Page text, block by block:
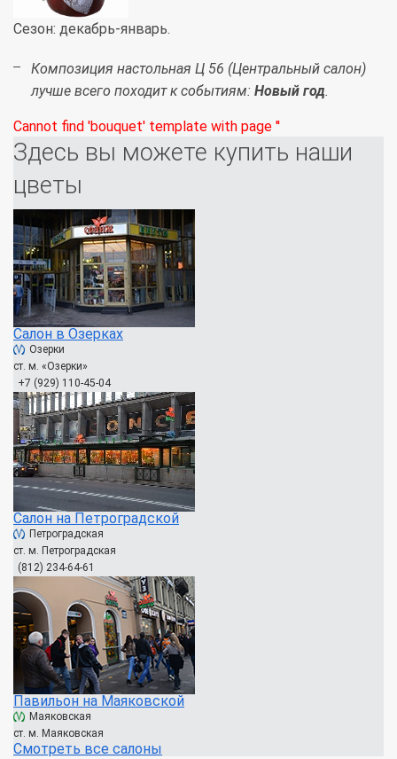
Сезон: декабрь-январь.
Композиция настольная Ц 56 (Центральный салон)
лучше всего походит к событиям: Новый год.
Cannot find 'bouquet' template with page ''
Здесь вы можете купить наши
цветы
Салон в Озерках
Озерки
ст. м. «Озерки»
+7 (929) 110-45-04
Салон на Петроградской
Петроградская
ст. м. Петроградская
(812) 234-64-61
Павильон на Маяковской
Маяковская
ст. м. Маяковская
Смотреть все салоны